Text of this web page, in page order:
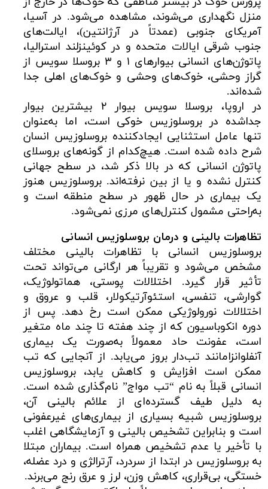
منزل نگهداری می‌شوند، مشاهده می‌شود. در آسیا،
آمریکای جنوبی (عمدتاً در آرژانتین)، ایالت‌های
جنوب شرقی ایالات متحده و در کوئینزلند استرالیا،
پاتوژن‌های انسانی بیوارهای ۱ و ۳ بروسلا سویس از
گراز وحشی، خوک‌های وحشی و خوک‌های اهلی جدا
شده‌اند.
در اروپا، بروسلا سویس بیوار ۲ بیشترین بیوار
جداشده در بروسلوزیس خوکی است، اما به‌عنوان
تنها عامل استثنایی ایجادکننده بروسلوزیس انسان
شرح داده شده است. هیچ‌کدام از گونه‌های بروسلای
پاتوژن انسانی که در بالا ذکر شد، در سطح جهانی
کنترل نشده و یا از بین نرفته‌اند. بروسلوزیس هنوز
یک بیماری در حال ظهور در سطح منطقه است و
به‌راحتی مشمول کنترل‌های مرزی نمی‌شود.
تظاهرات بالینی و درمان بروسلوزیس انسانی
بروسلوزیس انسانی با تظاهرات بالینی مختلف
مشخص می‌شود و تقریباً هر ارگانی می‌تواند تحت
تأثیر قرار گیرد. اختلالات پوستی، هماتولوژیک،
گوارشی، تنفسی، استئوآرتیکولار، قلب و عروق و
اختلالات نورولوژیکی ممکن است رخ دهد. پس از
دوره انکوباسیون که از چند هفته تا چند ماه متغیر
است، عفونت حاد معمولاً به‌صورت یک بیماری
آنفلوانزا‌مانند تب‌دار بروز می‌یابد. از آنجایی که تب
ممکن است افزایش و کاهش یابد، بروسلوزیس
انسانی قبلاً به نام “تب مواج” نام‌گذاری شده است.
به دلیل طیف گسترده‌ای از علائم بالینی آن،
بروسلوزیس شبیه بسیاری از بیماری‌های غیرعفونی
است و بنابراین تشخیص بالینی و آزمایشگاهی اغلب
با تأخیر یا عدم تشخیص همراه است. بیماران مبتلا
به بروسلوزیس در ابتدا از سردرد، آرترالژی و درد عضله،
خستگی، بی‌قراری، کاهش وزن، لرز و عرق رنج می‌برند.